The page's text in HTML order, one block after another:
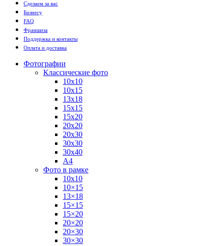
Сделаем за вас
Бизнесу
FAQ
Франшиза
Поддержка и контакты
Оплата и доставка
Фотографии
Классические фото
10х10
10х15
13х18
15х15
15х20
20х20
20х30
30х30
30х40
А4
Фото в рамке
10х10
10×15
13×18
15×15
15×20
20×20
20×30
30×30